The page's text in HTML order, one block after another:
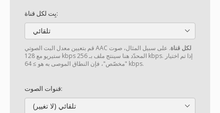
بِت لكل قناة:
تلقائي
قم بتعيين معدل البت الصوتي AAC لكل قناة. على سبيل المثال، صوت
ستيريو مع 128 kbps المحدّد هنا سينتج ملف بـ 256 kbps. إذا تم اختيار
"مخصّص"، فإن النطاق الموصى به هو ≥ 64 kbps.
قنوات الصوت:
تلقائي (لا تغيير)